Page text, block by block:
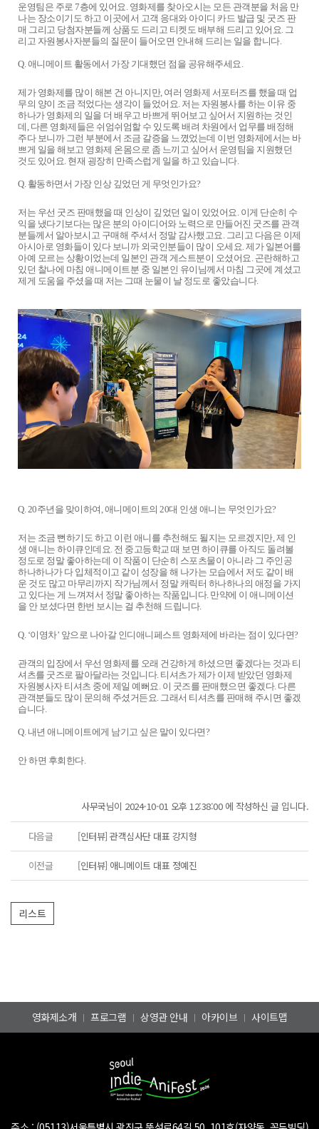
운영팀은 주로 7층에 있어요. 영화제를 찾아오시는 모든 관객분을 처음 만
나는 장소이기도 하고 이곳에서 고객 응대와 아이디 카드 발급 및 굿즈 판
매 그리고 당첨자분들께 상품도 드리고 티켓도 배부해 드리고 있어요. 그
리고 자원봉사자분들의 질문이 들어오면 안내해 드리는 일을 합니다.
Q. 애니메이트 활동에서 가장 기대했던 점을 공유해주세요.
제가 영화제를 많이 해본 건 아니지만, 여러 영화제 서포터즈를 했을 때 업
무의 양이 조금 적었다는 생각이 들었어요. 저는 자원봉사를 하는 이유 중
하나가 영화제의 일을 더 배우고 바쁘게 뛰어보고 싶어서 지원하는 것인
데, 다른 영화제들은 쉬엄쉬엄할 수 있도록 배려 차원에서 업무를 배정해
주다 보니까 그런 부분에서 조금 갈증을 느꼈었는데 이번 영화제에서는 바
쁘게 일을 해보고 영화제 온몸으로 좀 느끼고 싶어서 운영팀을 지원했던
것도 있어요. 현재 굉장히 만족스럽게 일을 하고 있습니다.
Q. 활동하면서 가장 인상 깊었던 게 무엇인가요?
저는 우선 굿즈 판매했을 때 인상이 깊었던 일이 있었어요. 이게 단순히 수
익을 냈다기보다는 많은 분의 아이디어와 노력으로 만들어진 굿즈를 관객
분들께서 알아보시고 구매해 주셔서 정말 감사했고요. 그리고 다음은 이제
아시아로 영화들이 있다 보니까 외국인분들이 많이 오세요. 제가 일본어를
아예 모르는 상황이었는데 일본인 관객 게스트분이 오셨어요. 곤란해하고
있던 찰나에 마침 애니메이트분 중 일본인 유이님께서 마침 그곳에 계셨고
제게 도움을 주셨을 때 저는 그때 눈물이 날 정도로 좋았습니다.
Q. 20주년을 맞이하여, 애니메이트의 20대 인생 애니는 무엇인가요?
저는 조금 뻔하기도 하고 이런 애니를 추천해도 될지는 모르겠지만, 제 인
생 애니는 하이큐인데요. 전 중고등학교 때 보면 하이큐를 아직도 돌려볼
정도로 정말 좋아하는데 이 작품이 단순히 스포츠물이 아니라 그 주인공
하나하나가 다 입체적이고 같이 성장을 해 나가는 모습에서 저도 같이 배
운 것도 많고 마무리까지 작가님께서 정말 캐릭터 하나하나의 애정을 가지
고 있다는 게 느껴져서 정말 좋아하는 작품입니다. 만약에 이 애니메이션
을 안 보셨다면 한번 보시는 걸 추천해 드립니다.
Q. ‘이영차’ 앞으로 나아갈 인디애니페스트 영화제에 바라는 점이 있다면?
관객의 입장에서 우선 영화제를 오래 건강하게 하셨으면 좋겠다는 것과 티
셔츠를 굿즈로 팔아달라는 것입니다. 티셔츠가 제가 이제 받았던 영화제
자원봉사자 티셔츠 중에 제일 예뻐요. 이 굿즈를 판매했으면 좋겠다. 다른
관객분들도 많이 문의해 주셨거든요. 그래서 티셔츠를 판매해 주시면 좋겠
습니다.
Q. 내년 애니메이트에게 남기고 싶은 말이 있다면?
안 하면 후회한다.
사무국님이 2024-10-01 오후 12:38:00 에 작성하신 글 입니다.
다음글 [인터뷰] 관객심사단 대표 강지형
이전글 [인터뷰] 애니메이트 대표 정예진
영화제소개 프로그램 상영관 안내 아카이브 사이트맵